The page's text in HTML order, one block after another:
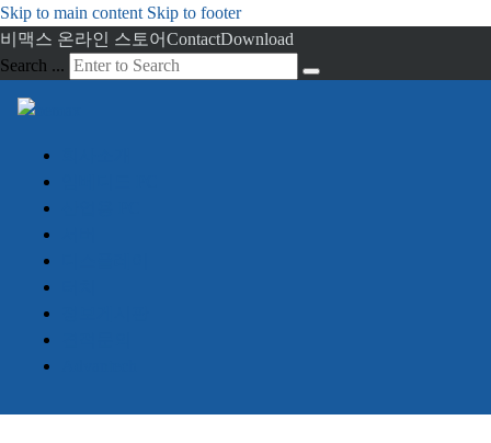
Skip to main content Skip to footer
비맥스 온라인 스토어ContactDownload
Search ...